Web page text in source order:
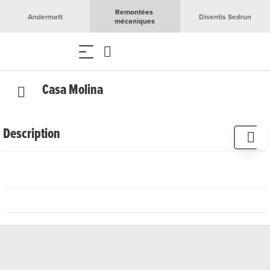
Andermatt
Remontées
mécaniques
Disentis Sedrun
Casa Molina
Description